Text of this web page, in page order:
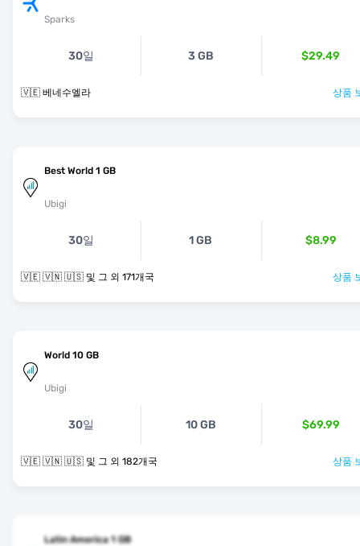
Sparks
30일 3 GB $29.49
🇻🇪 베네수엘라 상품
Best World 1 GB
Ubigi
30일 1 GB $8.99
🇻🇪 🇻🇳 🇺🇸 및 그 외 171개국 상품
World 10 GB
Ubigi
30일 10 GB $69.99
🇻🇪 🇻🇳 🇺🇸 및 그 외 182개국 상품
Latin America 1 GB